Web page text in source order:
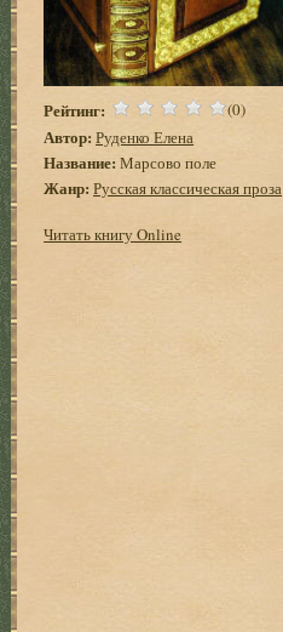
Рейтинг: (0)
Автор: Руденко Елена
Название: Марсово поле
Жанр: Русская классическая проза
Читать книгу Online